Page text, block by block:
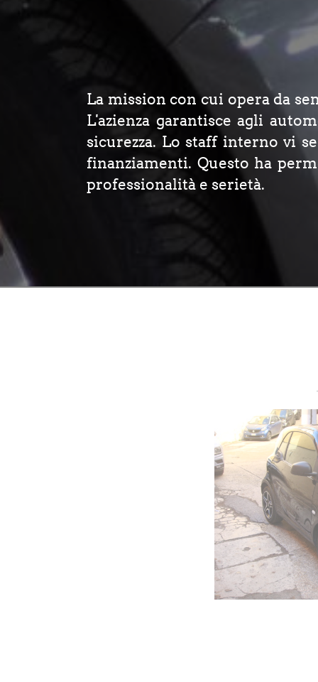
La mission con cui opera da
L'azienza garantisce agli
sicurezza. Lo staff interno vi
finanziamenti. Questo ha
professionalità e serietà.